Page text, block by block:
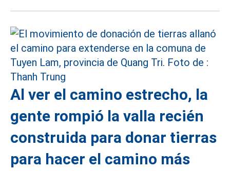
Al ver el camino estrecho, la
gente rompió la valla recién
construida para donar tierras
para hacer el camino más